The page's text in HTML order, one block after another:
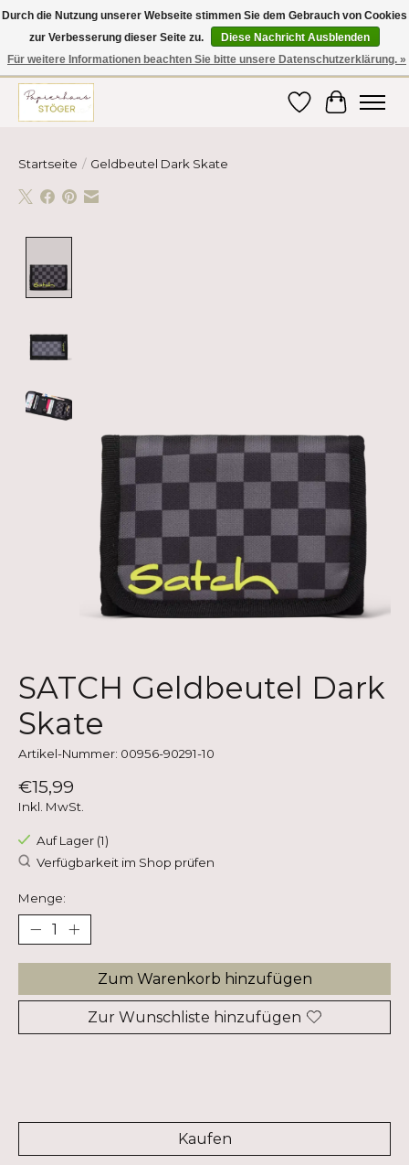
Hier finden Sie hochwertige Produkte im Bereich Schule, Büro, Papier,
Schreiben und vieles mehr! Erhalten Sie Ihre Bestellung bequem nach
Hause oder ins Büro geliefert!
Wunschzettel
Ihr
Startseite / Geldbeutel Dark Skate
SATCH Geldbeutel Dark
Skate
Artikel-Nummer: 00956-90291-10
€15,99
Inkl. MwSt.
Auf Lager (1)
Verfügbarkeit im Shop prüfen
Menge:
Zum Warenkorb hinzufügen
Zur Wunschliste hinzufügen
Kaufen
Durch die Nutzung unserer Webseite stimmen Sie dem Gebrauch von Cookies
zur Verbesserung dieser Seite zu.
Diese Nachricht Ausblenden
Für weitere Informationen beachten Sie bitte unsere Datenschutzerklärung. »